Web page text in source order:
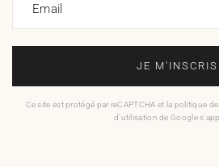
Email
JE M'INSCRIS
Ce site est protégé par reCAPTCHA et la politique de
d'utilisation de Google